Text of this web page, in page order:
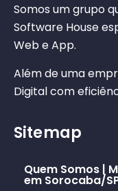
Somos um grupo
Software House
Web e App.
Além de uma
Digital com
Sitemap
Quem Somos |
em Sorocaba/